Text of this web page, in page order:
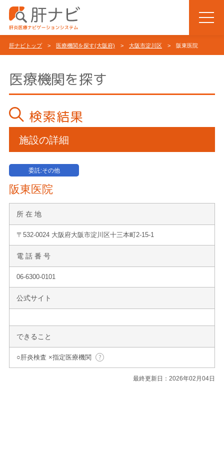
肝ナビトップ> 医療機関を探す(大阪府) > 大阪市淀川区 > 阪東医院
医療機関を探す
検索結果
施設の詳細
委託:その他
阪東医院
所 在 地
〒532-0024 大阪府大阪市淀川区十三本町2-15-1
電 話 番 号
06-6300-0101
公式サイト
できること
○肝炎検査 ×指定医療機関
最終更新日：2026年02月04日